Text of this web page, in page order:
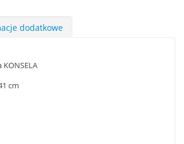
dodatkowe
cm